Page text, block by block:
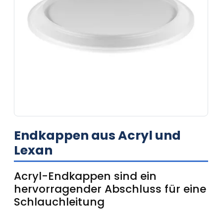
Endkappen aus Acryl und
Lexan
Acryl-Endkappen sind ein
hervorragender Abschluss für eine
Schlauchleitung